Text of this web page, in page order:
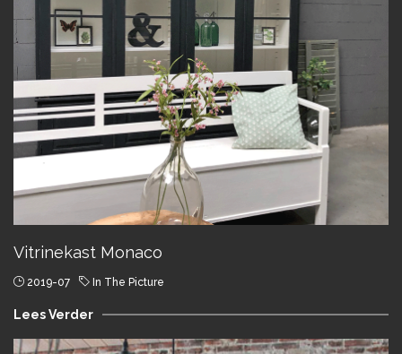
Vitrinekast Monaco
2019-07 In The Picture
Lees Verder